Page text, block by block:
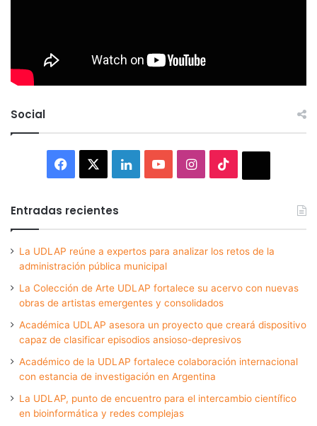
Social
Facebook LinkedInYouTubeInstagram
Entradas recientes
La UDLAP reúne a expertos para analizar los retos de la
administración pública municipal
La Colección de Arte UDLAP fortalece su acervo con nuevas
obras de artistas emergentes y consolidados
Académica UDLAP asesora un proyecto que creará dispositivo
capaz de clasificar episodios ansioso-depresivos
Académico de la UDLAP fortalece colaboración internacional
con estancia de investigación en Argentina
La UDLAP, punto de encuentro para el intercambio científico
en bioinformática y redes complejas